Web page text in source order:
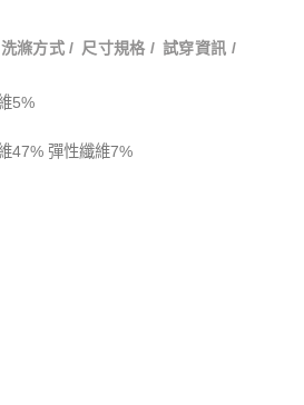
滌方式 / 尺寸規格 / 試穿資訊 /
5%
47% 彈性纖維7%